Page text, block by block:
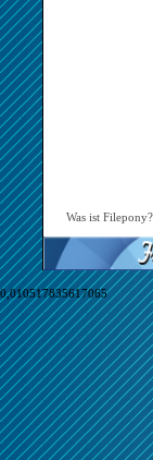
Was ist Filepony?
0,010517835617065